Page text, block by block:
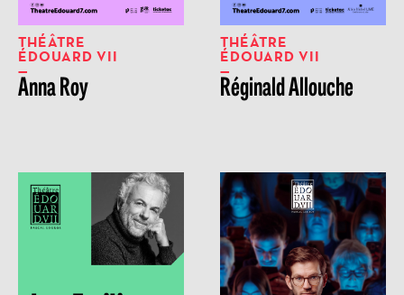
THÉÂTRE
ÉDOUARD VII
Anna Roy
THÉÂTRE
ÉDOUARD VII
Réginald Allouche